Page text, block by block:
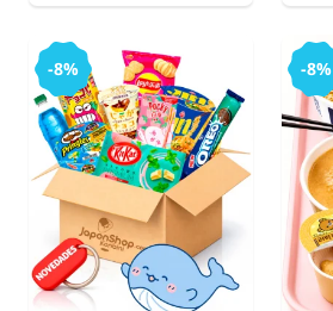
-8% -8%